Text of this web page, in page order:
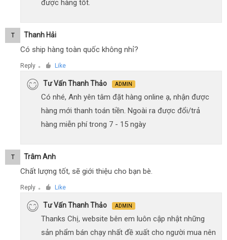
được hàng tốt.
T Thanh Hải
Có ship hàng toàn quốc không nhỉ?
Reply ● Like
Tư Vấn Thanh Thảo ADMIN
Có nhé, Anh yên tâm đặt hàng online ạ, nhận được
hàng mới thanh toán tiền. Ngoài ra được đổi/trả
hàng miễn phí trong 7 - 15 ngày
T Trâm Anh
Chất lượng tốt, sẽ giới thiệu cho bạn bè.
Reply ● Like
Tư Vấn Thanh Thảo ADMIN
Thanks Chị, website bên em luôn cập nhật những
sản phẩm bán chạy nhất đề xuất cho người mua nên